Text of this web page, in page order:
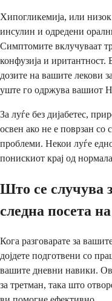
Хипогликемија, или низок
инсулин и одредени
Симптомите вклучуваат
конфузија и
дозите на вашите лекови
уште го одржува вашиот
За луѓе без дијабетес,
освен ако не е поврзан
проблеми. Некои луѓе
понискиот крај од
Што се случува
следна посета
Кога разговарате за
дојдете подготвени со
вашите дневни навики.
за третман, така што